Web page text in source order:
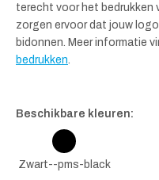
terecht voor het bedrukken
zorgen ervoor dat jouw
bidonnen. Meer informatie
bedrukken
Beschikbare kleuren:
Zwart--pms-black